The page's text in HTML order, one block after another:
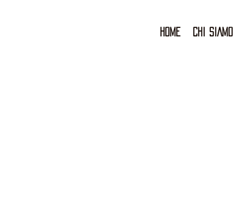
HOME CHI SIAMO